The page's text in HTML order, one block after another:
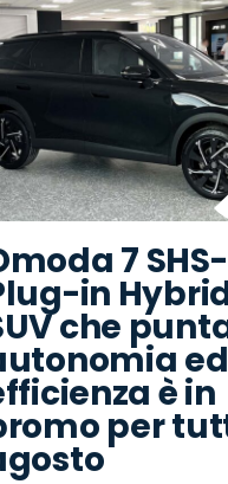
7
in
che
ed
è in
per